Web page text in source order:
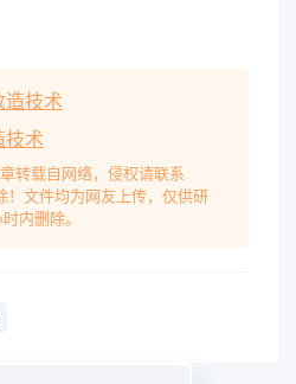
设备,即可以是普通的继式
护的工作量也很大。直流励
系统应该能够完可以是组网
磁系统调节器选用湖北黄冈
运行的需要,比以前的直流
的LT-04晶体管开关式励磁
度的满足现代化水电厂无
造技术
技术
转载自网络，侵权请联系
文件均为网友上传，仅供研
内删除。